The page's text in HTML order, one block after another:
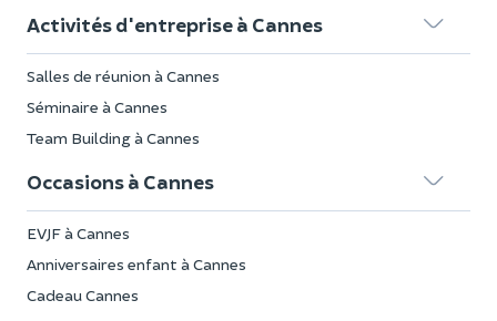
Activités d'entreprise à Cannes
Salles de réunion à Cannes
Séminaire à Cannes
Team Building à Cannes
Occasions à Cannes
EVJF à Cannes
Anniversaires enfant à Cannes
Cadeau Cannes